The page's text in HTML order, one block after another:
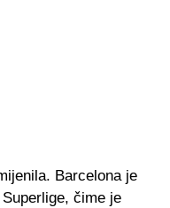
Barcelona je
čime je